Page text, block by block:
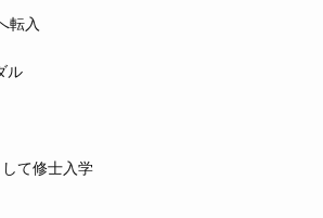
転入
ル
て修士入学